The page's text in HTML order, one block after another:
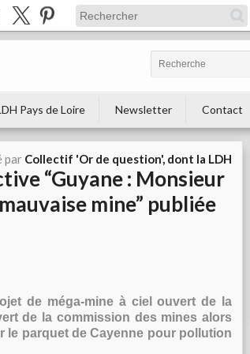
Pays de Loire Newsletter Contact
par Collectif 'Or de question', dont la LDH
“Guyane : Monsieur
mine” publiée
de méga-mine à ciel ouvert de la
de la commission des mines alors
parquet de Cayenne pour pollution